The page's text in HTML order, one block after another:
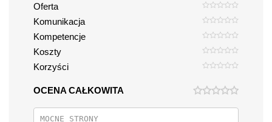
Oferta
Komunikacja
Kompetencje
Koszty
Korzyści
OCENA CAŁKOWITA